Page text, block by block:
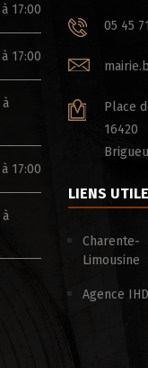
17:00
17:00
17:00
05 45
Place
16420
LIENS
Charente-
Limousine
Agence